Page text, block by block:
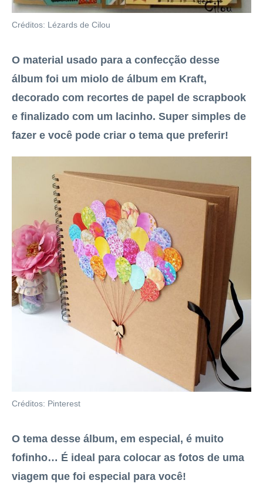
Créditos: Lézards de Cilou
O material usado para a confecção desse
álbum foi um miolo de álbum em Kraft,
decorado com recortes de papel de scrapbook
e finalizado com um lacinho. Super simples de
fazer e você pode criar o tema que preferir!
Créditos: Pinterest
O tema desse álbum, em especial, é muito
fofinho… É ideal para colocar as fotos de uma
viagem que foi especial para você!